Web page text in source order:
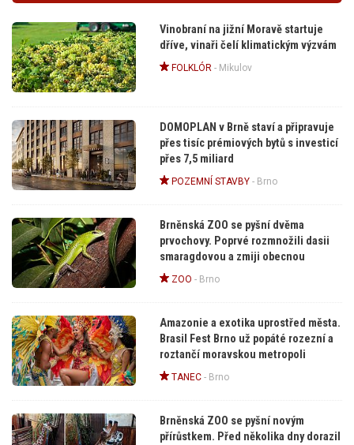
Vinobraní na jižní Moravě startuje
dříve, vinaři čelí klimatickým výzvám
FOLKLÓR- Mikulov
DOMOPLAN v Brně staví a připravuje
přes tisíc prémiových bytů s investicí
přes 7,5 miliard
POZEMNÍ STAVBY- Brno
Brněnská ZOO se pyšní dvěma
prvochovy. Poprvé rozmnožili dasii
smaragdovou a zmiji obecnou
ZOO - Brno
Amazonie a exotika uprostřed města.
Brasil Fest Brno už popáté rozezní a
roztančí moravskou metropoli
TANEC- Brno
Brněnská ZOO se pyšní novým
přírůstkem. Před několika dny dorazil